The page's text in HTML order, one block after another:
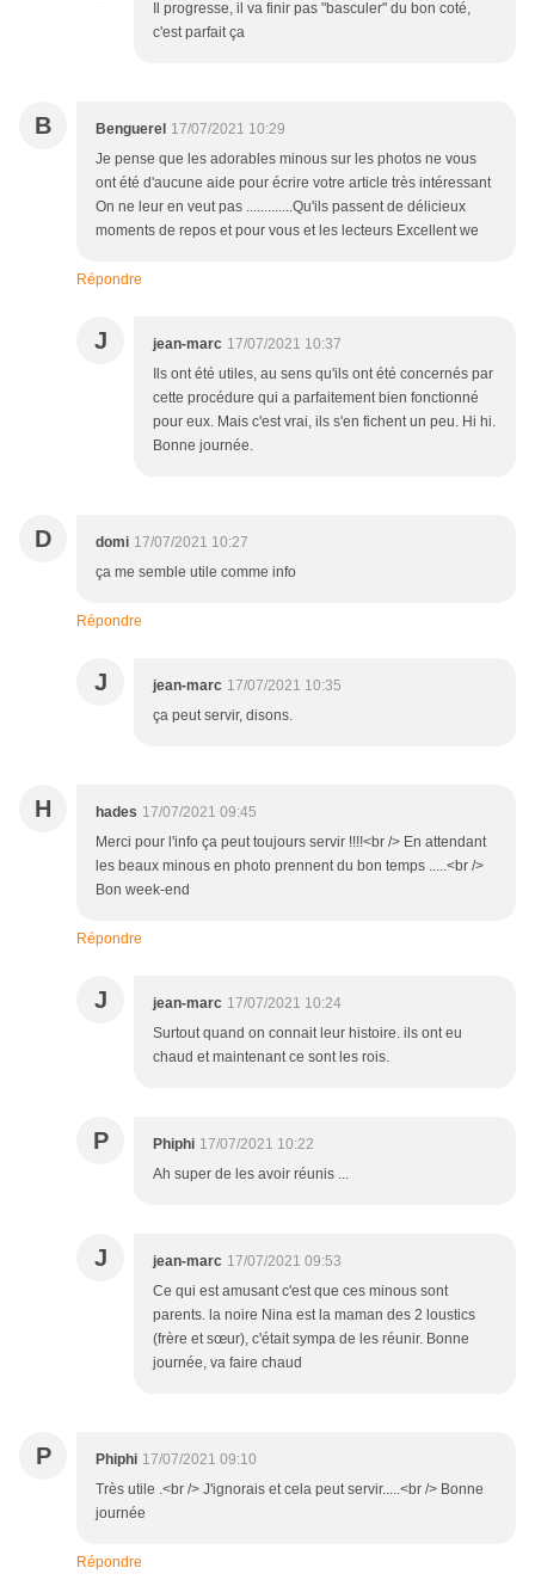
Il progresse, il va finir pas "basculer" du bon coté,
c'est parfait ça
B Benguerel 17/07/2021 10:29
Je pense que les adorables minous sur les photos ne vous
ont été d'aucune aide pour écrire votre article très intéressant
On ne leur en veut pas .............Qu'ils passent de délicieux
moments de repos et pour vous et les lecteurs Excellent we
Répondre
J jean-marc 17/07/2021 10:37
Ils ont été utiles, au sens qu'ils ont été concernés par
cette procédure qui a parfaitement bien fonctionné
pour eux. Mais c'est vrai, ils s'en fichent un peu. Hi hi.
Bonne journée.
D domi 17/07/2021 10:27
ça me semble utile comme info
Répondre
J jean-marc 17/07/2021 10:35
ça peut servir, disons.
H hades 17/07/2021 09:45
Merci pour l'info ça peut toujours servir !!!!<br /> En attendant
les beaux minous en photo prennent du bon temps .....<br />
Bon week-end
Répondre
J jean-marc 17/07/2021 10:24
Surtout quand on connait leur histoire. ils ont eu
chaud et maintenant ce sont les rois.
P Phiphi 17/07/2021 10:22
Ah super de les avoir réunis ...
J jean-marc 17/07/2021 09:53
Ce qui est amusant c'est que ces minous sont
parents. la noire Nina est la maman des 2 loustics
(frère et sœur), c'était sympa de les réunir. Bonne
journée, va faire chaud
P Phiphi 17/07/2021 09:10
Très utile .<br /> J'ignorais et cela peut servir.....<br /> Bonne
journée
Répondre